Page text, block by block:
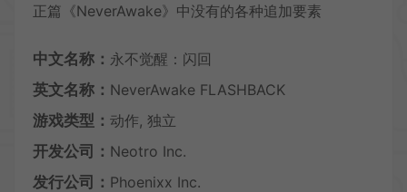
正篇《NeverAwake》中没有的各种追加要素
中文名称： 永不觉醒：闪回
英文名称： NeverAwake FLASHBACK
游戏类型： 动作, 独立
开发公司： Neotro Inc.
发行公司： Phoenixx Inc.